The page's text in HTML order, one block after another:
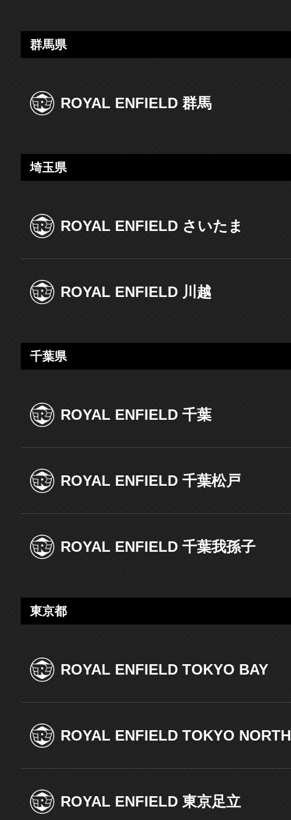
群馬県
ROYAL ENFIELD 群馬
埼玉県
ROYAL ENFIELD さいたま
ROYAL ENFIELD 川越
千葉県
ROYAL ENFIELD 千葉
ROYAL ENFIELD 千葉松戸
ROYAL ENFIELD 千葉我孫子
東京都
ROYAL ENFIELD TOKYO BAY
ROYAL ENFIELD TOKYO NORTH
ROYAL ENFIELD 東京足立